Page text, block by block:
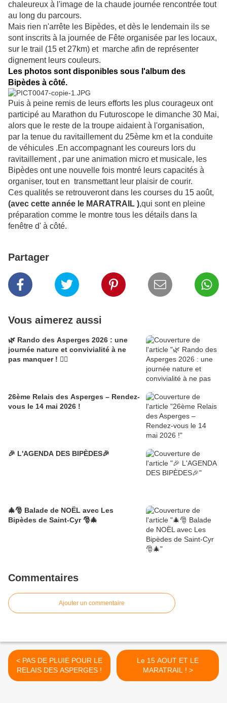
chaleureux à l'image de la chaude journée rencontrée tout
au long du parcours.
Mais rien n'arrête les Bipèdes, et dès le lendemain ils se
sont inscrits à la journée de Fête organisée par les locaux,
sur le trail (15 et 27km) et marche afin de représenter
dignement leurs couleurs.
Les photos sont disponibles sous l'album des
Bipèdes à côté.
Puis à peine remis de leurs efforts les plus courageux ont
participé au Marathon du Futuroscope le dimanche 30 Mai,
alors que le reste de la troupe aidaient à l'organisation,
par la tenue du ravitaillement du 25ème km et la conduite
de véhicules .En accompagnant les coureurs lors du
ravitaillement , par une animation micro et musicale, les
Bipèdes ont une nouvelle fois montré leurs capacités à
organiser, tout en transmettant leur plaisir de courir.
Ces qualités se retrouveront dans les courses du 15 août,
(avec cette année le MARATRAIL ),qui sont en pleine
préparation comme le montre tous les détails dans la
fenêtre d' à côté.
Partager
Vous aimerez aussi
🌿 Rando des Asperges 2026 : une
journée nature et convivialité à ne
pas manquer ! 🚶‍♂️
26ème Relais des Asperges – Rendez-
vous le 14 mai 2026 !
🎉 L'AGENDA DES BIPÈDES🎉
🎄🎅 Balade de NOËL avec Les
Bipèdes de Saint-Cyr 🎅🎄
Commentaires
Ajouter un commentaire
< PAS DE PLUIE POUR LE
RELAIS DES ASPERGES !
Le 15 AOUT ET LE
MARATRAIL ! >